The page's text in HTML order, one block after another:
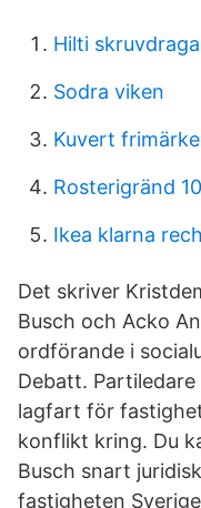
Hilti
Sodra viken
Kuvert frimärke
Rosterigränd
Ikea klarna
Det skriver
Busch och Acko
ordförande i
Debatt.
lagfart för
konflikt kring. Du
Busch snart
fastigheten